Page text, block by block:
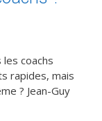
les coachs
rapides, mais
? Jean-Guy